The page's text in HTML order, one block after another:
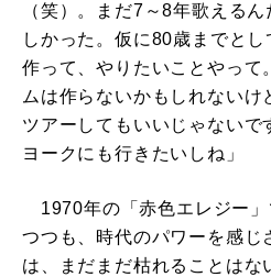
（笑）。まだ7～8年歌える
しかった。仮に80歳までと
作って、やりたいことやって
ムは作らないかもしれないけ
ツアーしてもいいじゃないで
ヨークにも行きたいしね」
1970年の「赤色エレジー」
つつも、時代のパワーを感じ
は、まだまだ枯れることはな